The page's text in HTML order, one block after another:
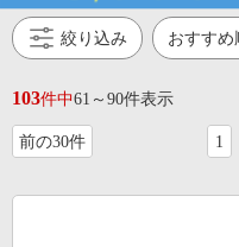
絞り込み
103件中61～90件表示
前の30件 1